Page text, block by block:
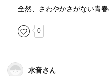
全然、さわやかさがない青春
0
水音さん